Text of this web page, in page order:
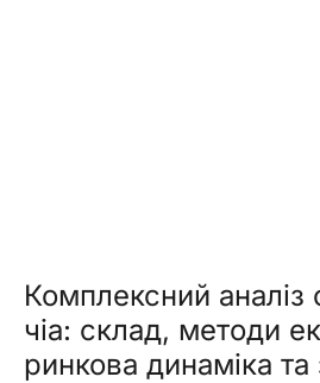
Комплексний аналіз
чіа: склад, методи
ринкова динаміка та